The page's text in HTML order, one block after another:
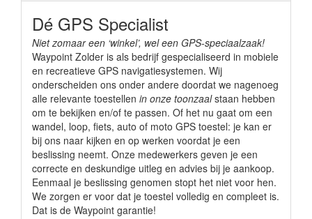
Dé GPS Specialist
Niet zomaar een ‘winkel’, wel een GPS-speciaalzaak!
Waypoint Zolder is als bedrijf gespecialiseerd in mobiele
en recreatieve GPS navigatiesystemen. Wij
onderscheiden ons onder andere doordat we nagenoeg
alle relevante toestellen in onze toonzaalstaan hebben
om te bekijken en/of te passen. Of het nu gaat om een
wandel, loop, fiets, auto of moto GPS toestel: je kan er
bij ons naar kijken en op werken voordat je een
beslissing neemt. Onze medewerkers geven je een
correcte en deskundige uitleg en advies bij je aankoop.
Eenmaal je beslissing genomen stopt het niet voor hen.
We zorgen er voor dat je toestel volledig en compleet is.
Dat is de Waypoint garantie!